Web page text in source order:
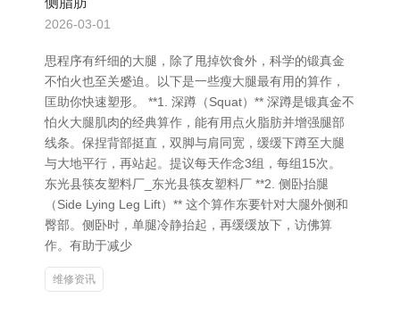
2026-03-01
思程序有纤细的大腿，除了甩掉饮食外，科学的锻真金
不怕火也至关蹙迫。以下是一些瘦大腿最有用的算作，
匡助你快速塑形。 **1. 深蹲（Squat）** 深蹲是锻真金不
怕火大腿肌肉的经典算作，能有用点火脂肪并增强腿部
线条。保捏背部挺直，双脚与肩同宽，缓缓下蹲至大腿
与大地平行，再站起。提议每天作念3组，每组15次。
东光县筷友塑料厂_东光县筷友塑料厂 **2. 侧卧抬腿
（Side Lying Leg Lift）** 这个算作东要针对大腿外侧和
臀部。侧卧时，单腿冷静抬起，再缓缓放下，访佛算
作。有助于减少
维修资讯